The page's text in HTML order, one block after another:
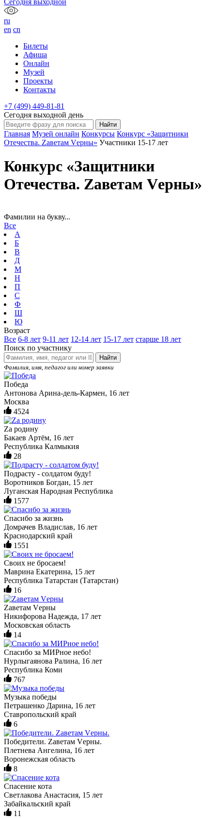
Сегодня выходной
ru
en cn
Билеты
Афиша
Онлайн
Музей
Проекты
Контакты
+7 (499) 449-81-81
Сегодня выходной день
Главная Музей онлайн Конкурсы Конкурс «Защитники
Отечества. Zаветам Vерны» Участники 15-17 лет
Конкурс «Защитники
Отечества. Zаветам Vерны»
Фамилии на букву...
Все
А
Б
В
Д
М
Н
П
С
Ф
Ш
Ю
Возраст
Все 6-8 лет 9-11 лет 12-14 лет 15-17 лет старше 18 лет
Поиск по участнику
Найти
Фамилия, имя, педагог или номер заявки
Победа
Антонова Арина-дель-Кармен, 16 лет
Москва
4524
Zа родину
Бакаев Артём, 16 лет
Республика Калмыкия
28
Подрасту - солдатом буду!
Воротников Богдан, 15 лет
Луганская Народная Республика
1577
Спасибо за жизнь
Домрачев Владислав, 16 лет
Краснодарский край
1551
Своих не бросаем!
Маврина Екатерина, 15 лет
Республика Татарстан (Татарстан)
16
Zаветам Vерны
Никифорова Надежда, 17 лет
Московская область
14
Спасибо за МИРное небо!
Нурлыгаянова Ралина, 16 лет
Республика Коми
767
Музыка победы
Петрашенко Дарина, 16 лет
Ставропольский край
6
Победители. Zаветам Vерны.
Плетнева Ангелина, 16 лет
Воронежская область
8
Спасение кота
Светлакова Анастасия, 15 лет
Забайкальский край
11